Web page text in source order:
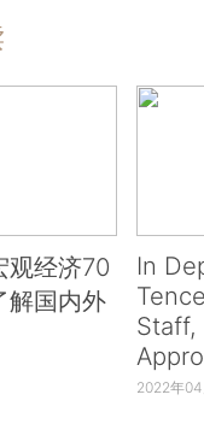
观经济70
解国内外
In
Staff,
2022年04